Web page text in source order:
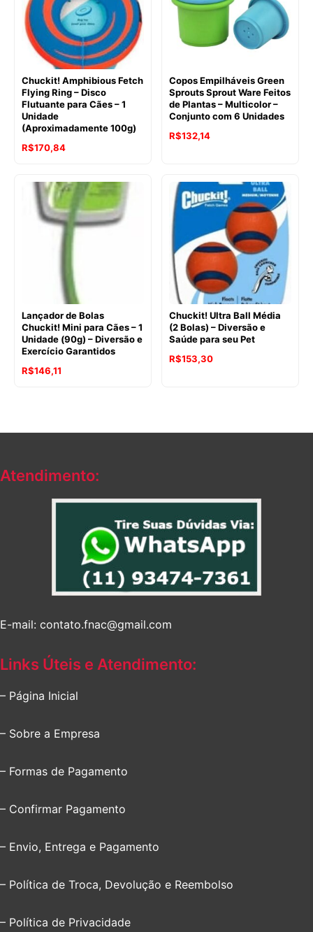
Chuckit! Amphibious Fetch
Flying Ring – Disco
Flutuante para Cães – 1
Unidade
(Aproximadamente 100g)
R$170,84
Copos Empilháveis Green
Sprouts Sprout Ware Feitos
de Plantas – Multicolor –
Conjunto com 6 Unidades
O
era:
R$146,84.
R$132,14O
é:
R$132,14.
Lançador de Bolas
Chuckit! Mini para Cães – 1
Unidade (90g) – Diversão e
Exercício Garantidos
O
R$146,11
Chuckit! Ultra Ball Média
(2 Bolas) – Diversão e
Saúde para seu Pet
O
R$163,96.
R$153,30O
R$153,30.
Atendimento:
E-mail: contato.fnac@gmail.com
Links Úteis e Atendimento:
– Página Inicial
– Sobre a Empresa
– Formas de Pagamento
– Confirmar Pagamento
– Envio, Entrega e Pagamento
– Política de Troca, Devolução e Reembolso
– Política de Privacidade